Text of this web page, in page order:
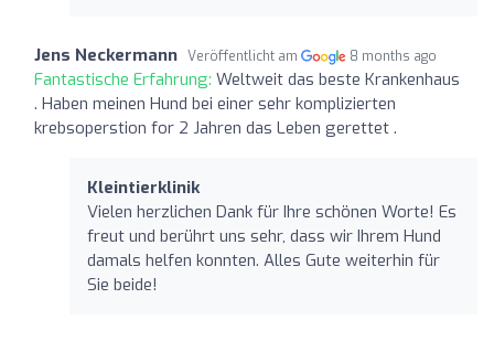
Jens Neckermann Veröffentlicht am 8 months ago
Fantastische Erfahrung: Weltweit das beste Krankenhaus
. Haben meinen Hund bei einer sehr komplizierten
krebsoperstion for 2 Jahren das Leben gerettet .
Kleintierklinik
Vielen herzlichen Dank für Ihre schönen Worte! Es
freut und berührt uns sehr, dass wir Ihrem Hund
damals helfen konnten. Alles Gute weiterhin für
Sie beide!